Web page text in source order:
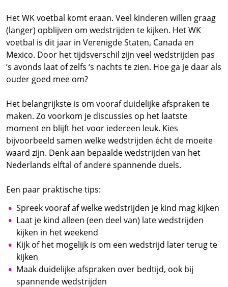
Het WK voetbal komt eraan. Veel kinderen willen graag
(langer) opblijven om wedstrijden te kijken. Het WK
voetbal is dit jaar in Verenigde Staten, Canada en
Mexico. Door het tijdsverschil zijn veel wedstrijden pas
’s avonds laat of zelfs ‘s nachts te zien. Hoe ga je daar als
ouder goed mee om?
Het belangrijkste is om vooraf duidelijke afspraken te
maken. Zo voorkom je discussies op het laatste
moment en blijft het voor iedereen leuk. Kies
bijvoorbeeld samen welke wedstrijden écht de moeite
waard zijn. Denk aan bepaalde wedstrijden van het
Nederlands elftal of andere spannende duels.
Een paar praktische tips:
Spreek vooraf af welke wedstrijden je kind mag kijken
Laat je kind alleen (een deel van) late wedstrijden
kijken in het weekend
Kijk of het mogelijk is om een wedstrijd later terug te
kijken
Maak duidelijke afspraken over bedtijd, ook bij
spannende wedstrijden